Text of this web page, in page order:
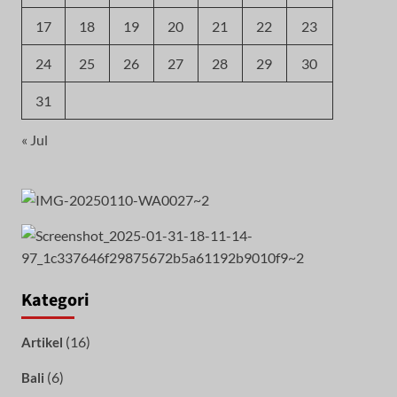
17 18 19 20 21 22 23
24 25 26 27 28 29 30
31
« Jul
Kategori
Artikel (16)
Bali (6)